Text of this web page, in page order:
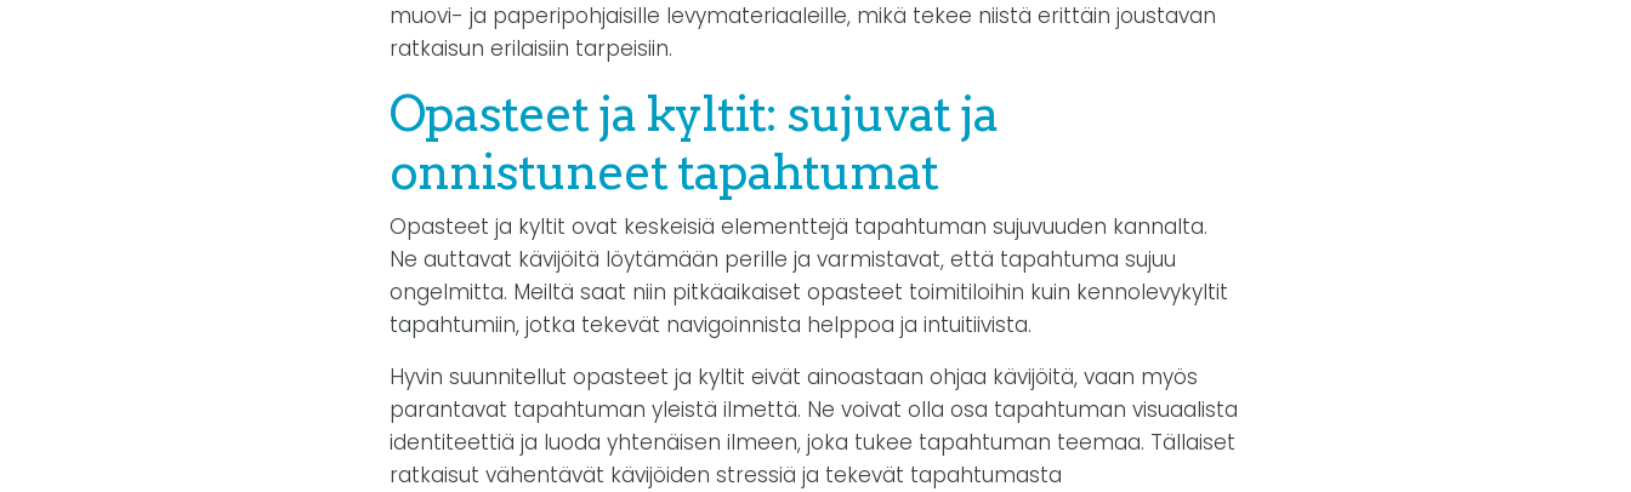
muovi- ja paperipohjaisille levymateriaaleille, mikä tekee niistä erittäin joustavan
ratkaisun erilaisiin tarpeisiin.
Opasteet ja kyltit: sujuvat ja
onnistuneet tapahtumat
Opasteet ja kyltit ovat keskeisiä elementtejä tapahtuman sujuvuuden kannalta.
Ne auttavat kävijöitä löytämään perille ja varmistavat, että tapahtuma sujuu
ongelmitta. Meiltä saat niin pitkäaikaiset opasteet toimitiloihin kuin kennolevykyltit
tapahtumiin, jotka tekevät navigoinnista helppoa ja intuitiivista.
Hyvin suunnitellut opasteet ja kyltit eivät ainoastaan ohjaa kävijöitä, vaan myös
parantavat tapahtuman yleistä ilmettä. Ne voivat olla osa tapahtuman visuaalista
identiteettiä ja luoda yhtenäisen ilmeen, joka tukee tapahtuman teemaa. Tällaiset
ratkaisut vähentävät kävijöiden stressiä ja tekevät tapahtumasta